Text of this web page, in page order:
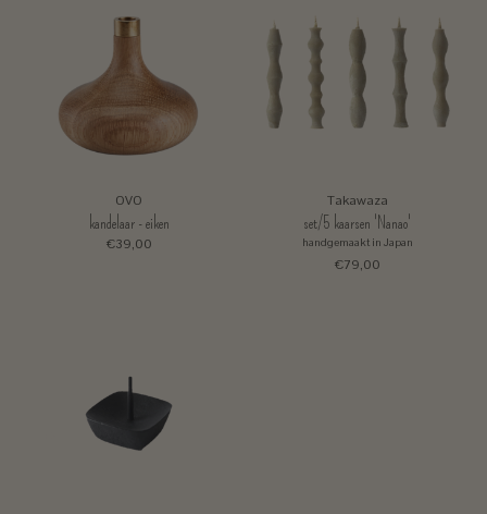
OVO
kandelaar - eiken
€39,00
Takawaza
set/5 kaarsen 'Nanao'
handgemaakt in Japan
€79,00